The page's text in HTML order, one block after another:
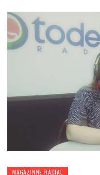
MAGAZINNE RADIAL